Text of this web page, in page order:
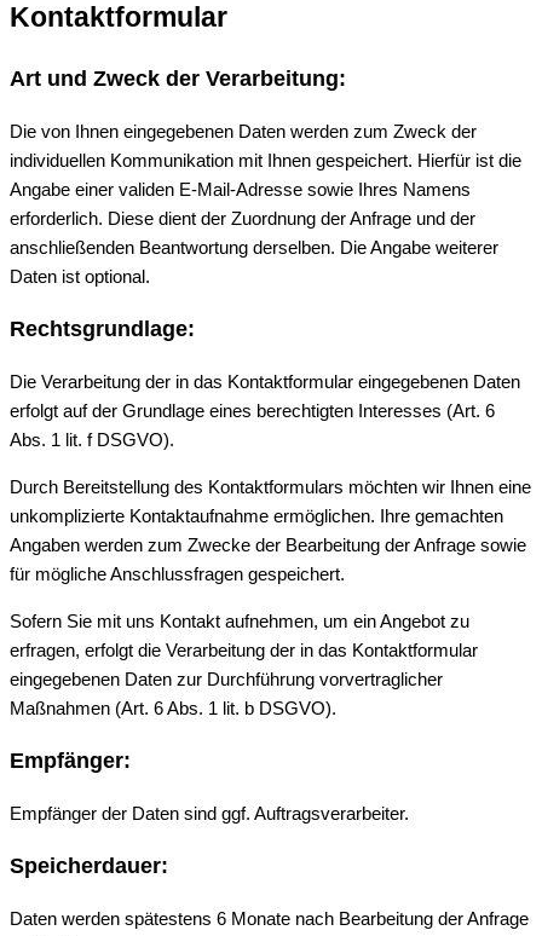
Kontaktformular
Art und Zweck der Verarbeitung:
Die von Ihnen eingegebenen Daten werden zum Zweck der
individuellen Kommunikation mit Ihnen gespeichert. Hierfür ist die
Angabe einer validen E-Mail-Adresse sowie Ihres Namens
erforderlich. Diese dient der Zuordnung der Anfrage und der
anschließenden Beantwortung derselben. Die Angabe weiterer
Daten ist optional.
Rechtsgrundlage:
Die Verarbeitung der in das Kontaktformular eingegebenen Daten
erfolgt auf der Grundlage eines berechtigten Interesses (Art. 6
Abs. 1 lit. f DSGVO).
Durch Bereitstellung des Kontaktformulars möchten wir Ihnen eine
unkomplizierte Kontaktaufnahme ermöglichen. Ihre gemachten
Angaben werden zum Zwecke der Bearbeitung der Anfrage sowie
für mögliche Anschlussfragen gespeichert.
Sofern Sie mit uns Kontakt aufnehmen, um ein Angebot zu
erfragen, erfolgt die Verarbeitung der in das Kontaktformular
eingegebenen Daten zur Durchführung vorvertraglicher
Maßnahmen (Art. 6 Abs. 1 lit. b DSGVO).
Empfänger:
Empfänger der Daten sind ggf. Auftragsverarbeiter.
Speicherdauer:
Daten werden spätestens 6 Monate nach Bearbeitung der Anfrage